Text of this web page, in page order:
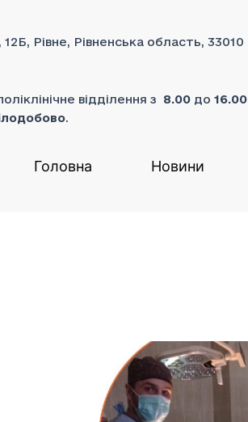
Рівне, Рівненська область, 33010
відділення з 8.00 до 16.00
.
Головна Новини